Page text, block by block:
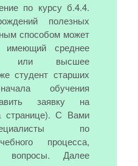
по курсу б.4.4.
полезных
способом может
среднее
или высшее
студент старших
обучения
заявку на
странице). С Вами
по
процесса,
Далее